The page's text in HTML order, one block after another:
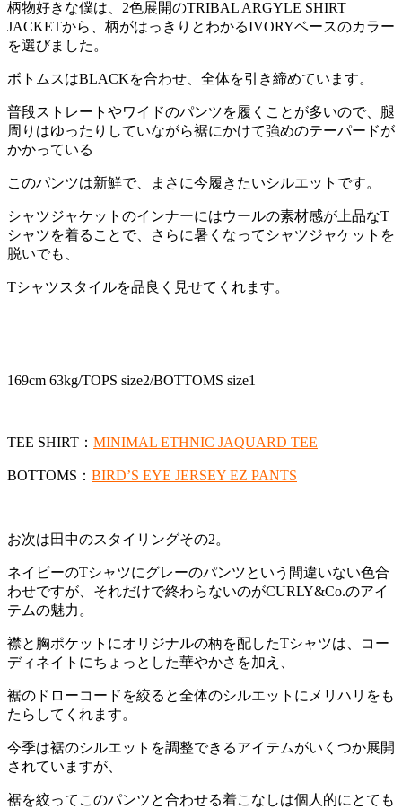
柄物好きな僕は、2色展開のTRIBAL ARGYLE SHIRT
JACKETから、柄がはっきりとわかるIVORYベースのカラー
を選びました。
ボトムスはBLACKを合わせ、全体を引き締めています。
普段ストレートやワイドのパンツを履くことが多いので、腿
周りはゆったりしていながら裾にかけて強めのテーパードが
かかっている
このパンツは新鮮で、まさに今履きたいシルエットです。
シャツジャケットのインナーにはウールの素材感が上品なT
シャツを着ることで、さらに暑くなってシャツジャケットを
脱いでも、
Tシャツスタイルを品良く見せてくれます。
169cm 63kg/TOPS size2/BOTTOMS size1
TEE SHIRT： MINIMAL ETHNIC JAQUARD TEE
BOTTOMS： BIRD’S EYE JERSEY EZ PANTS
お次は田中のスタイリングその2。
ネイビーのTシャツにグレーのパンツという間違いない色合
わせですが、それだけで終わらないのがCURLY&Co.のアイ
テムの魅力。
襟と胸ポケットにオリジナルの柄を配したTシャツは、コー
ディネイトにちょっとした華やかさを加え、
裾のドローコードを絞ると全体のシルエットにメリハリをも
たらしてくれます。
今季は裾のシルエットを調整できるアイテムがいくつか展開
されていますが、
裾を絞ってこのパンツと合わせる着こなしは個人的にとても